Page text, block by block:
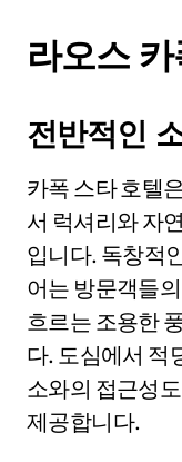
라오스
전반적인
카폭 스타 호텔
서 럭셔리와 자
입니다. 독창적
어는 방문객들
흐르는 조용한
다. 도심에서 적
소와의 접근성
제공합니다.